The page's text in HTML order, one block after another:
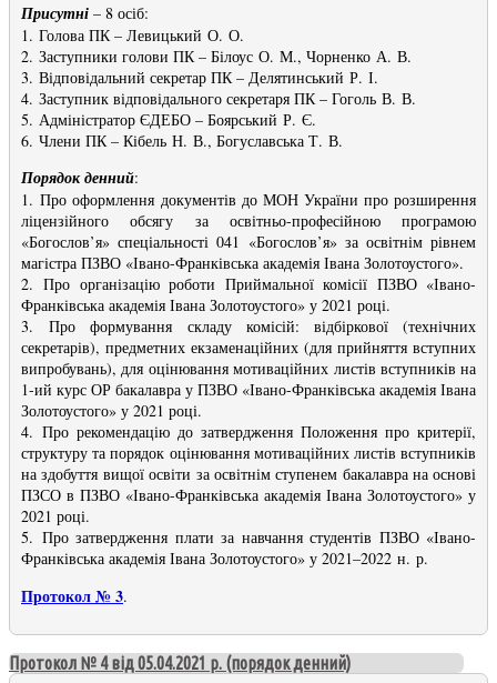
Присутні – 8 осіб:
1. Голова ПК – Левицький О. О.
2. Заступники голови ПК – Білоус О. М., Чорненко А. В.
3. Відповідальний секретар ПК – Делятинський Р. І.
4. Заступник відповідального секретаря ПК – Гоголь В. В.
5. Адміністратор ЄДЕБО – Боярський Р. Є.
6. Члени ПК – Кібель Н. В., Богуславська Т. В.
Порядок денний:
1. Про оформлення документів до МОН України про розширення
ліцензійного обсягу за освітньо-професійною програмою
«Богослов’я» спеціальності 041 «Богослов’я» за освітнім рівнем
магістра ПЗВО «Івано-Франківська академія Івана Золотоустого».
2. Про організацію роботи Приймальної комісії ПЗВО «Івано-
Франківська академія Івана Золотоустого» у 2021 році.
3. Про формування складу комісій: відбіркової (технічних
секретарів), предметних екзаменаційних (для прийняття вступних
випробувань), для оцінювання мотиваційних листів вступників на
1-ий курс ОР бакалавра у ПЗВО «Івано-Франківська академія Івана
Золотоустого» у 2021 році.
4. Про рекомендацію до затвердження Положення про критерії,
структуру та порядок оцінювання мотиваційних листів вступників
на здобуття вищої освіти за освітнім ступенем бакалавра на основі
ПЗСО в ПЗВО «Івано-Франківська академія Івана Золотоустого» у
2021 році.
5. Про затвердження плати за навчання студентів ПЗВО «Івано-
Франківська академія Івана Золотоустого» у 2021–2022 н. р.
Протокол № 3.
Протокол № 4 від 05.04.2021 р. (порядок денний)